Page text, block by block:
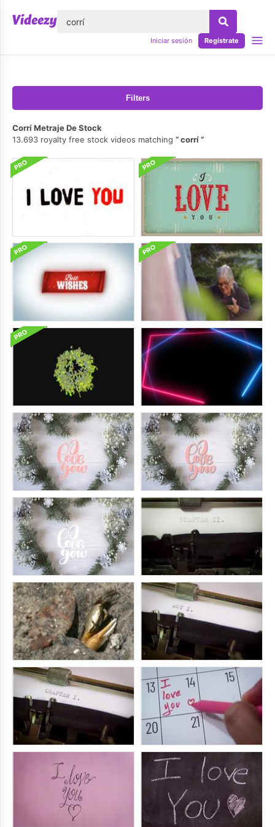
Iniciar sesión Regístrate
Filters
Corrí Metraje De Stock
13.693 royalty free stock videos matching
corrí